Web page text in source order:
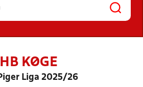
HB KØGE
Liga 2025/26